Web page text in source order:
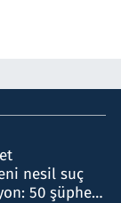
nesil suç
50 şüpheli